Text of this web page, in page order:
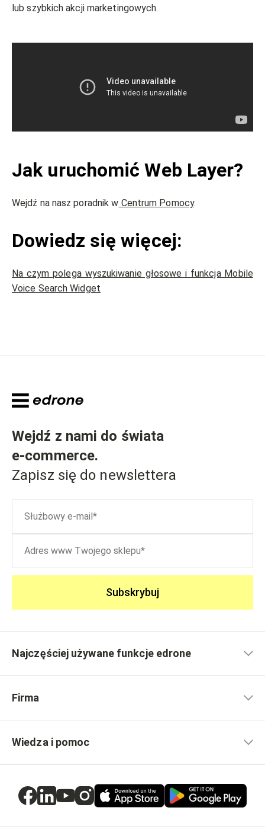
lub szybkich akcji marketingowych.
Jak uruchomić Web Layer?
Wejdź na nasz poradnik w Centrum Pomocy.
Dowiedz się więcej:
Na czym polega wyszukiwanie głosowe i funkcja Mobile
Voice Search Widget
Wejdź z nami do świata
e-commerce.
Zapisz się do newslettera
Subskrybuj
Najczęściej używane funkcje edrone
Firma
Wiedza i pomoc